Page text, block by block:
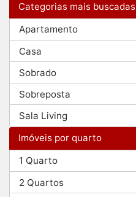
Categorias mais buscadas
Apartamento
Casa
Sobrado
Sobreposta
Sala Living
Imóveis por quarto
1 Quarto
2 Quartos